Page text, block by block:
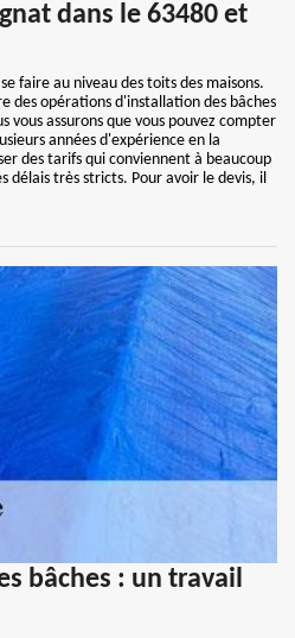
dans le 63480 et
faire au niveau des toits des maisons.
des opérations d'installation des bâches
vous assurons que vous pouvez compter
années d'expérience en la
des tarifs qui conviennent à beaucoup
délais très stricts. Pour avoir le devis, il
bâches : un travail